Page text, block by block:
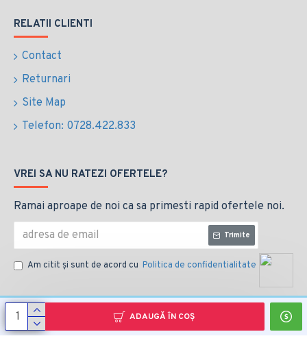
ADAUGĂ ÎN COŞ
RELATII CLIENTI
Contact
Returnari
Site Map
Telefon: 0728.422.833
VREI SA NU RATEZI OFERTELE?
Ramai aproape de noi ca sa primesti rapid ofertele noi.
Trimite
Am citit şi sunt de acord cu Politica de confidentialitate
Copyright © 2014, Your Store, All Rights Reserved